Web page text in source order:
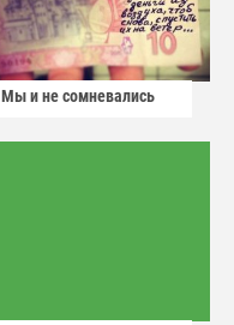
Мы и не сомневались